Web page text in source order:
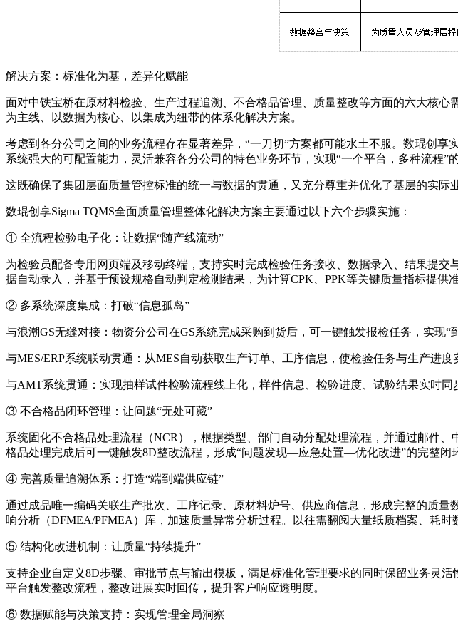
解决方案：标准化为基，差异化赋能
面对中铁宝桥在原材料检验、生产过程追溯、不合格品管理、质量整改等方面的六大核
为主线、以数据为核心、以集成为纽带的体系化解决方案。
考虑到各分公司之间的业务流程存在显著差异，“一刀切”方案都可能水土不服。数琨创
系统强大的可配置能力，灵活兼容各分公司的特色业务环节，实现“一个平台，多种流程”
这既确保了集团层面质量管控标准的统一与数据的贯通，又充分尊重并优化了基层的实
数琨创享Sigma TQMS全面质量管理整体化解决方案主要通过以下六个步骤实施：
① 全流程检验电子化：让数据“随产线流动”
为检验员配备专用网页端及移动终端，支持实时完成检验任务接收、数据录入、结果提
据自动录入，并基于预设规格自动判定检测结果，为计算CPK、PPK等关键质量指标提供
② 多系统深度集成：打破“信息孤岛”
与浪潮GS无缝对接：物资分公司在GS系统完成采购到货后，可一键触发报检任务，实现“
与MES/ERP系统联动贯通：从MES自动获取生产订单、工序信息，使检验任务与生产进度
与AMT系统贯通：实现抽样试件检验流程线上化，样件信息、检验进度、试验结果实时同
③ 不合格品闭环管理：让问题“无处可藏”
系统固化不合格品处理流程（NCR），根据类型、部门自动分配处理流程，并通过邮件
格品处理完成后可一键触发8D整改流程，形成“问题发现—应急处置—优化改进”的完整闭
④ 完善质量追溯体系：打造“端到端供应链”
通过成品唯一编码关联生产批次、工序记录、原材料炉号、供应商信息，形成完整的质
响分析（DFMEA/PFMEA）库，加速质量异常分析过程。以往需翻阅大量纸质档案、耗
⑤ 结构化改进机制：让质量“持续提升”
支持企业自定义8D步骤、审批节点与输出模板，满足标准化管理要求的同时保留业务灵
平台触发整改流程，整改进展实时回传，提升客户响应透明度。
⑥ 数据赋能与决策支持：实现管理全局洞察